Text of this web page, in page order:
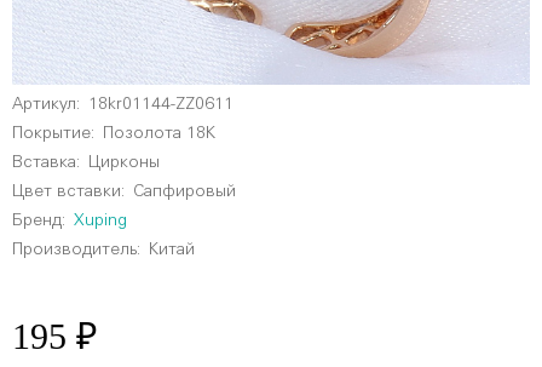
Артикул:
18kr01144-ZZ0611
Покрытие: Позолота 18К
Вставка: Цирконы
Цвет вставки:
Сапфировый
Бренд:
Xuping
Производитель: Китай
195 ₽